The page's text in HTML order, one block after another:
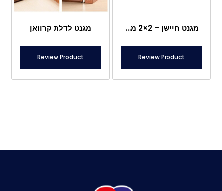
מגנט חיישן – 2×2 מ"מ
Review Product
מגנט לדלת קרוואן
Review Product